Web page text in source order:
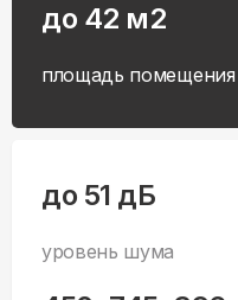
до 42 м2
площадь помещения
до 51 дБ
уровень шума